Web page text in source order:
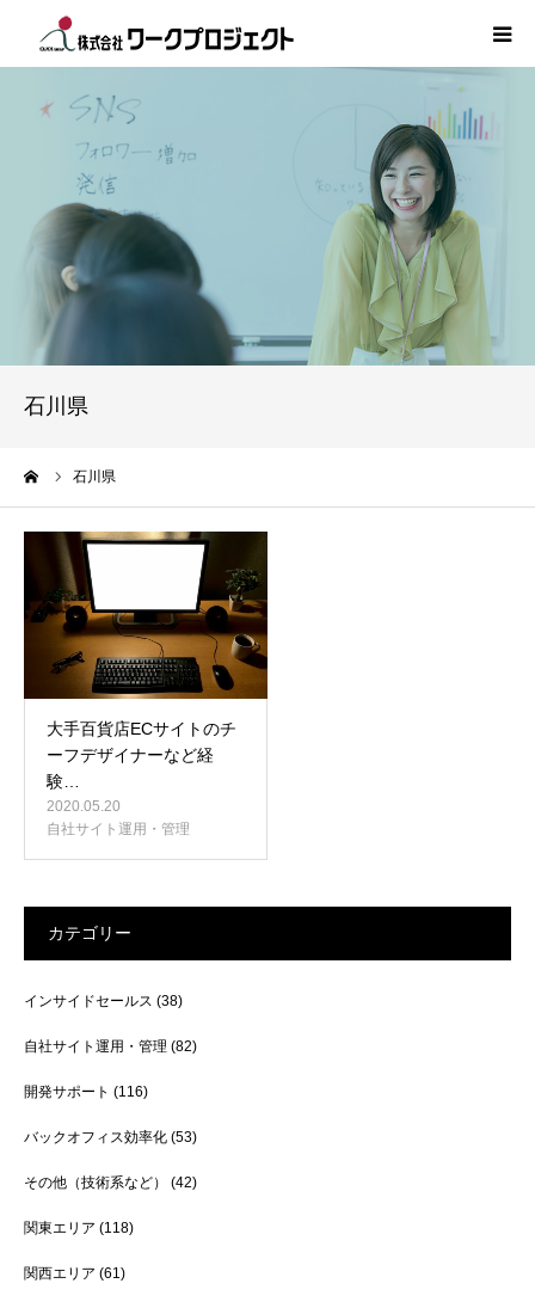
石川県
石川県
大手百貨店ECサイトのチ
ーフデザイナーなど経
験…
2020.05.20
自社サイト運用・管理
カテゴリー
インサイドセールス (38)
自社サイト運用・管理 (82)
開発サポート (116)
バックオフィス効率化 (53)
その他（技術系など） (42)
関東エリア (118)
関西エリア (61)
TOP
初めての方
サービス
インタビュー
お問い合わせ